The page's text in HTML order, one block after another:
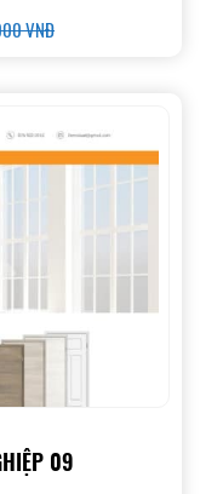
VNĐ
09